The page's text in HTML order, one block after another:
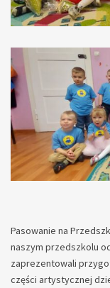
Pasowanie na
naszym przedszkolu
zaprezentowali
części artystycznej